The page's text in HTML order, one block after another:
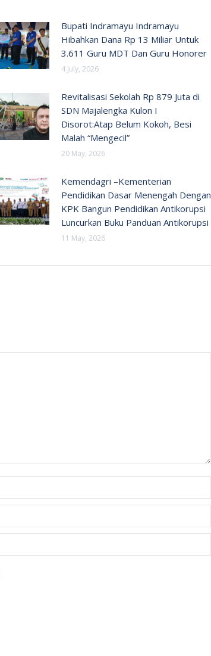
Bupati Indramayu Indramayu
Hibahkan Dana Rp 13 Miliar Untuk
3.611 Guru MDT Dan Guru Honorer
4 July, 2026
Revitalisasi Sekolah Rp 879 Juta di
SDN Majalengka Kulon I
Disorot:Atap Belum Kokoh, Besi
Malah “Mengecil”
20 May, 2026
Kemendagri –Kementerian
Pendidikan Dasar Menengah Dengan
KPK Bangun Pendidikan Antikorupsi
Luncurkan Buku Panduan Antikorupsi
11 May, 2026